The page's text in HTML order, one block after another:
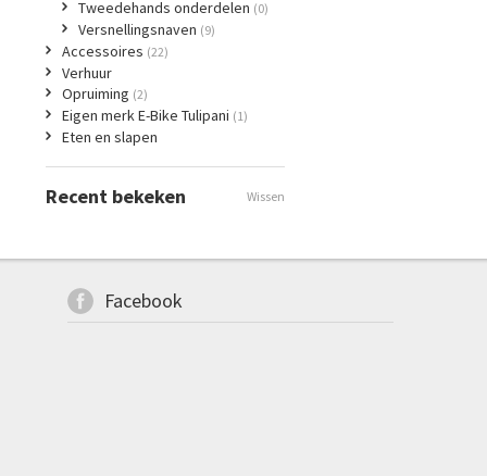
Tweedehands onderdelen (0)
Versnellingsnaven (9)
Accessoires (22)
Verhuur
Opruiming (2)
Eigen merk E-Bike Tulipani (1)
Eten en slapen
Recent bekeken Wissen
Facebook